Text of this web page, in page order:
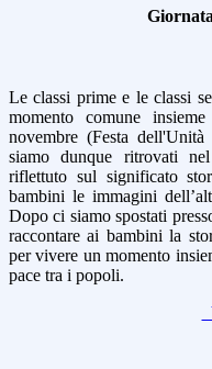
Le classi prime e le classi
momento comune
novembre (Festa
siamo dunque ritrovati
riflettuto sul significato
bambini le immagini
Dopo ci siamo spostati
raccontare ai bambini la
per vivere un momento
pace tra i popoli.